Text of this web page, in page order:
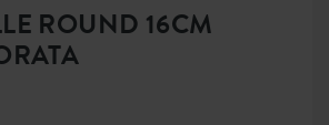
ROUND 16CM